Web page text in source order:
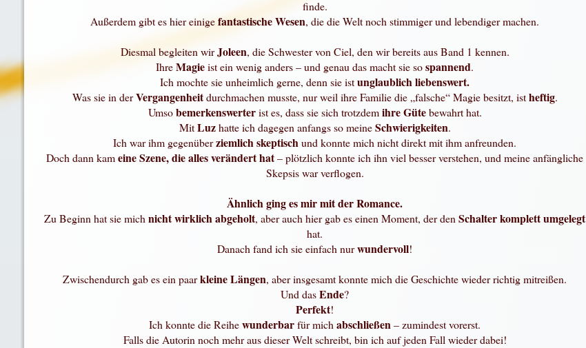
finde.
Außerdem gibt es hier einigefantastische Wesen, die die Welt noch stimmiger und lebendiger machen.
Diesmal begleiten wirJoleen, die Schwester von Ciel, den wir bereits aus Band 1 kennen.
IhreMagieist ein wenig anders – und genau das macht sie sospannend.
Ich mochte sie unheimlich gerne, denn sie istunglaublich liebenswert.
Was sie in derVergangenheitdurchmachen musste, nur weil ihre Familie die „falsche“ Magie besitzt, istheftig.
Umsobemerkenswerterist es, dass sie sich trotzdemihre Gütebewahrt hat.
MitLuzhatte ich dagegen anfangs so meineSchwierigkeiten.
Ich war ihm gegenüberziemlich skeptischund konnte mich nicht direkt mit ihm anfreunden.
Doch dann kameine Szene, die alles verändert hat– plötzlich konnte ich ihn viel besser verstehen, und meine anfängliche
Skepsis war verflogen.
Ähnlich ging es mir mit der Romance.
Zu Beginn hat sie michnicht wirklich abgeholt, aber auch hier gab es einen Moment, der denSchalter komplett umgelegt
hat.
Danach fand ich sie einfach nurwundervoll!
Zwischendurch gab es ein paarkleine Längen, aber insgesamt konnte mich die Geschichte wieder richtig mitreißen.
Und dasEnde?
Perfekt!
Ich konnte die Reihewunderbarfür michabschließen– zumindest vorerst.
Falls die Autorin noch mehr aus dieser Welt schreibt, bin ich auf jeden Fall wieder dabei!